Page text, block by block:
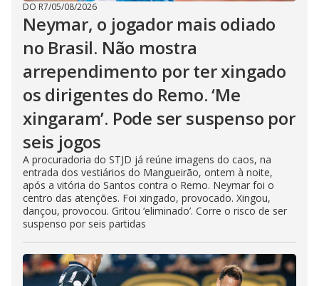
DO R7/05/08/2026
Neymar, o jogador mais odiado
no Brasil. Não mostra
arrependimento por ter xingado
os dirigentes do Remo. ‘Me
xingaram’. Pode ser suspenso por
seis jogos
A procuradoria do STJD já reúne imagens do caos, na
entrada dos vestiários do Mangueirão, ontem à noite,
após a vitória do Santos contra o Remo. Neymar foi o
centro das atenções. Foi xingado, provocado. Xingou,
dançou, provocou. Gritou ‘eliminado’. Corre o risco de ser
suspenso por seis partidas